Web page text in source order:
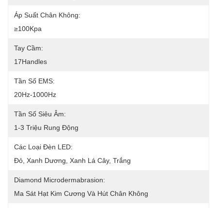
Áp Suất Chân Không:
≥100Kpa
Tay Cầm:
17Handles
Tần Số EMS:
20Hz-1000Hz
Tần Số Siêu Âm:
1-3 Triệu Rung Động
Các Loại Đèn LED:
Đỏ, Xanh Dương, Xanh Lá Cây, Trắng
Diamond Microdermabrasion:
Ma Sát Hạt Kim Cương Và Hút Chân Không